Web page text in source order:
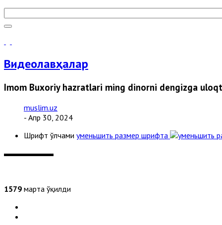
Видеолавҳалар
Imom Buxoriy hazratlari ming dinorni dengizga
muslim.uz
- Апр 30, 2024
Шрифт ўлчами уменьшить размер шрифта
1579 марта ўқилди